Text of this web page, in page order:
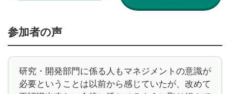
参加者の声
研究・開発部門に係る人もマネジメントの意識が
必要ということは以前から感じていたが、改めて